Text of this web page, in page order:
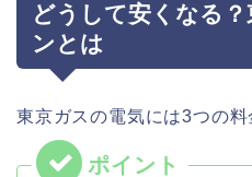
どうして安くなる
ンとは
東京ガスの電気には3つの料